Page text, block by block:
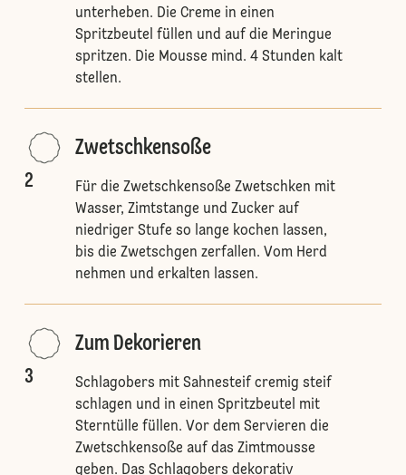
unterheben. Die Creme in einen
Spritzbeutel füllen und auf die Meringue
spritzen. Die Mousse mind. 4 Stunden kalt
stellen.
2
Zwetschkensoße
Für die Zwetschkensoße Zwetschken mit
Wasser, Zimtstange und Zucker auf
niedriger Stufe so lange kochen lassen,
bis die Zwetschgen zerfallen. Vom Herd
nehmen und erkalten lassen.
3
Zum Dekorieren
Schlagobers mit Sahnesteif cremig steif
schlagen und in einen Spritzbeutel mit
Sterntülle füllen. Vor dem Servieren die
Zwetschkensoße auf das Zimtmousse
geben. Das Schlagobers dekorativ